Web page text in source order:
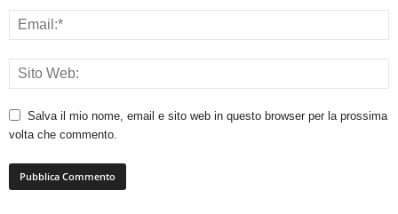
Salva il mio nome, email e sito web in questo browser per la prossima
volta che commento.